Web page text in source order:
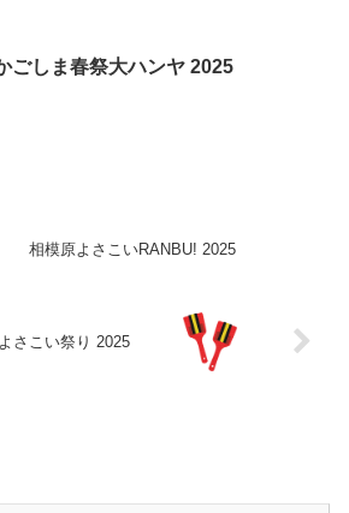
ごしま春祭大ハンヤ 2025
相模原よさこいRANBU! 2025
さこい祭り 2025